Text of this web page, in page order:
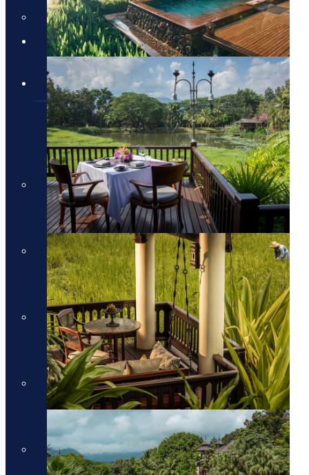
סקי יוקרתי
✦ חבילות מומלצות ✦
מלונות יוקרה
מלונות יוקרה
מלונות יוקרה
מלונות יוקרה בכרתים
מלונות יוקרה בכרתים
מלונות יוקרה בקורפו
מלונות יוקרה בקורפו
מלונות יוקרה באתונה
מלונות יוקרה באתונה
מלונות יוקרה בקפריסין
מלונות יוקרה בקפריסין
מלונות יוקרה בקוסטה נברינו